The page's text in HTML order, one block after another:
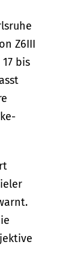
Z6III
bis